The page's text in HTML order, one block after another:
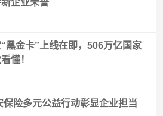
企业荣誉
黑金卡”上线在即，506万亿国家
懂！
险多元公益行动彰显企业担当